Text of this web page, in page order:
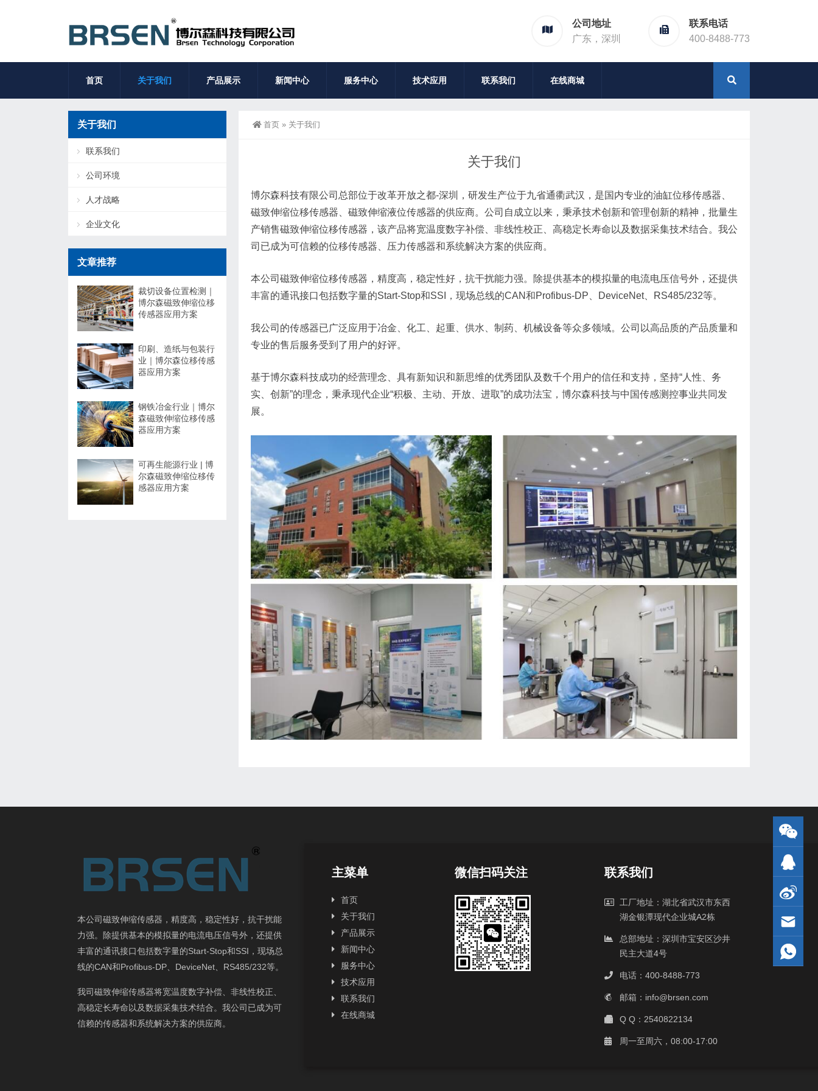
公司地址
广东，深圳
联系电话
400-8488-773
首页 关于我们 产品展示 新闻中心 服务中心 技术应用 联系我们 在线商城
首页 » 关于我们
关于我们
博尔森科技有限公司总部位于改革开放之都-深圳，研发生产位于九省通衢武汉，是国内专业的油缸位移传感器、
磁致伸缩位移传感器、磁致伸缩液位传感器的供应商。公司自成立以来，秉承技术创新和管理创新的精神，批量生
产销售磁致伸缩位移传感器，该产品将宽温度数字补偿、非线性校正、高稳定长寿命以及数据采集技术结合。我公
司已成为可信赖的位移传感器、压力传感器和系统解决方案的供应商。
本公司磁致伸缩位移传感器，精度高，稳定性好，抗干扰能力强。除提供基本的模拟量的电流电压信号外，还提供
丰富的通讯接口包括数字量的Start-Stop和SSI，现场总线的CAN和Profibus-DP、DeviceNet、RS485/232等。
我公司的传感器已广泛应用于冶金、化工、起重、供水、制药、机械设备等众多领域。公司以高品质的产品质量和
专业的售后服务受到了用户的好评。
基于博尔森科技成功的经营理念、具有新知识和新思维的优秀团队及数千个用户的信任和支持，坚持“人性、务
实、创新”的理念，秉承现代企业“积极、主动、开放、进取”的成功法宝，博尔森科技与中国传感测控事业共同发
展。
关于我们
联系我们
公司环境
人才战略
企业文化
文章推荐
裁切设备位置检测｜
博尔森磁致伸缩位移
传感器应用方案
印刷、造纸与包装行
业｜博尔森位移传感
器应用方案
钢铁冶金行业｜博尔
森磁致伸缩位移传感
器应用方案
可再生能源行业 | 博
尔森磁致伸缩位移传
感器应用方案
本公司磁致伸缩传感器，精度高，稳定性好，抗干扰能
力强。除提供基本的模拟量的电流电压信号外，还提供
丰富的通讯接口包括数字量的Start-Stop和SSI，现场总
线的CAN和Profibus-DP、DeviceNet、RS485/232等。
我司磁致伸缩传感器将宽温度数字补偿、非线性校正、
高稳定长寿命以及数据采集技术结合。我公司已成为可
信赖的传感器和系统解决方案的供应商。
主菜单
首页
关于我们
产品展示
新闻中心
服务中心
技术应用
联系我们
在线商城
微信扫码关注 联系我们
工厂地址：湖北省武汉市东西
湖金银潭现代企业城A2栋
总部地址：深圳市宝安区沙井
民主大道4号
电话：400-8488-773
邮箱：info@brsen.com
Q Q：2540822134
周一至周六，08:00-17:00